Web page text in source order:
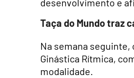
desenvolvimento e
Taça do Mundo traz
Na semana seguinte,
Ginástica Rítmica,
modalidade.